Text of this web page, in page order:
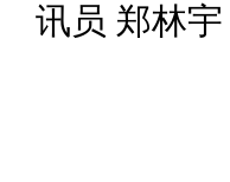
讯员 郑林宇